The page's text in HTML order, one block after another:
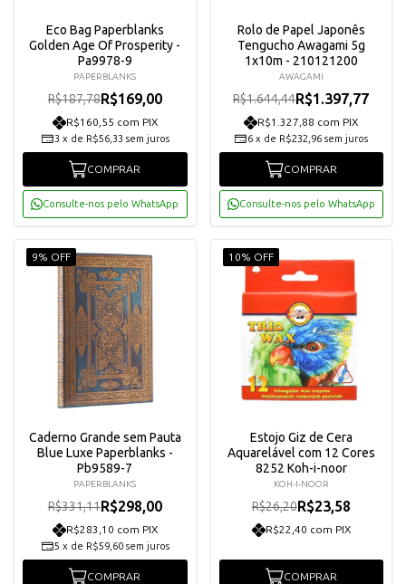
Eco Bag Paperblanks
Golden Age Of Prosperity -
Pa9978-9
PAPERBLANKS
R$187,78R$169,00
R$160,55 com PIX
3 x de R$56,33 sem juros
COMPRAR
Consulte-nos pelo WhatsApp
Rolo de Papel Japonês
Tengucho Awagami 5g
1x10m - 210121200
AWAGAMI
R$1.644,44R$1.397,77
R$1.327,88 com PIX
6 x de R$232,96 sem juros
COMPRAR
Consulte-nos pelo WhatsApp
9% OFF
Caderno Grande sem Pauta
Blue Luxe Paperblanks -
Pb9589-7
PAPERBLANKS
R$331,11R$298,00
R$283,10 com PIX
5 x de R$59,60 sem juros
COMPRAR
10% OFF
Estojo Giz de Cera
Aquarelável com 12 Cores
8252 Koh-i-noor
KOH-I-NOOR
R$26,20R$23,58
R$22,40 com PIX
COMPRAR